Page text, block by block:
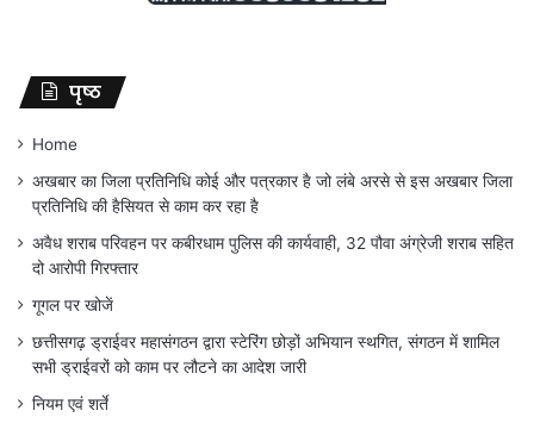
पृष्ठ
Home
अखबार का जिला प्रतिनिधि कोई और पत्रकार है जो लंबे अरसे से इस अखबार जिला
प्रतिनिधि की हैसियत से काम कर रहा है
अवैध शराब परिवहन पर कबीरधाम पुलिस की कार्यवाही, 32 पौवा अंग्रेजी शराब सहित
दो आरोपी गिरफ्तार
गूगल पर खोजें
छत्तीसगढ़ ड्राईवर महासंगठन द्वारा स्टेरिंग छोड़ों अभियान स्थगित, संगठन में शामिल
सभी ड्राईवरों को काम पर लौटने का आदेश जारी
नियम एवं शर्ते